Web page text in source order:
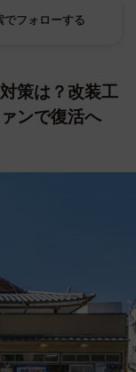
でフォローする
策は？改装工
ンで復活へ